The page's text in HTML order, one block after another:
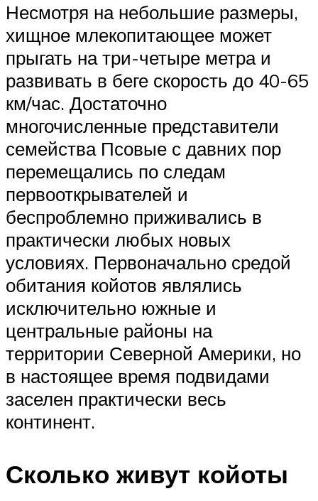
Несмотря на небольшие размеры,
хищное млекопитающее может
прыгать на три-четыре метра и
развивать в беге скорость до 40-65
км/час. Достаточно
многочисленные представители
семейства Псовые с давних пор
перемещались по следам
первооткрывателей и
беспроблемно приживались в
практически любых новых
условиях. Первоначально средой
обитания койотов являлись
исключительно южные и
центральные районы на
территории Северной Америки, но
в настоящее время подвидами
заселен практически весь
континент.
Сколько живут койоты